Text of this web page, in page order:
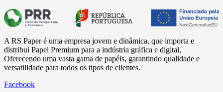
A RS Paper é uma empresa jovem e dinâmica, que importa e
distribui Papel Premium para a indústria gráfica e digital,
Oferecendo uma vasta gama de papéis, garantindo qualidade e
versatilidade para todos os tipos de clientes.
Facebook